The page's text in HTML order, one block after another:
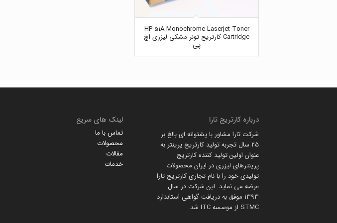
HP 51A Monochrome Laserjet Toner
Cartridge کارتریج تونر مشکی لیزری اچ
پی
درباره کارتریج تارا
شرکت تارا مشاور با پشتوانه ای بالغ بر
25 سال تجربه تولید کارتریج پرینتر به
عنوان اولین تولید کننده کارتریج
پرینترهای لیزری در ایران محصولات
تولیدی خود را با نام تجاری کارتریج تارا
عرضه می نماید. این شرکت در سال
1393 موفق به دریافت گواهی استاندارد
STMC از موسسه ITC شد.
لینک های سریع
تماس با ما
محصولات
مقالات
خدمات